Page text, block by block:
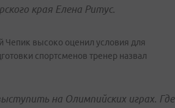
края Елена Ритус.
Чепик высоко оценил условия для
спортсменов тренер назвал
на Олимпийских играх. Где